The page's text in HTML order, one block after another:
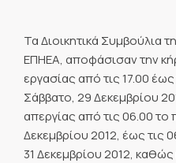
Τα Διοικητικά Συμβούλια
ΕΠΗΕΑ, αποφάσισαν την
εργασίας από τις 17.00 έως
Σάββατο, 29 Δεκεμβρίου
απεργίας από τις 06.00 το
Δεκεμβρίου 2012, έως τις
31 Δεκεμβρίου 2012,